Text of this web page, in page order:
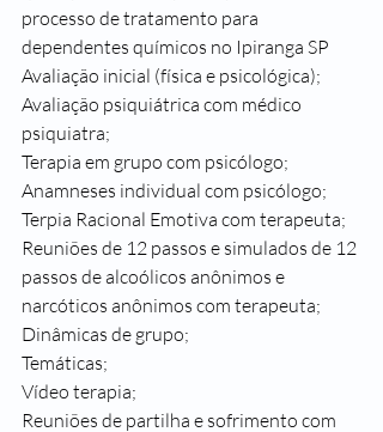
processo de tratamento para
dependentes químicos no Ipiranga SP
Avaliação inicial (física e psicológica);
Avaliação psiquiátrica com médico
psiquiatra;
Terapia em grupo com psicólogo;
Anamneses individual com psicólogo;
Terpia Racional Emotiva com terapeuta;
Reuniões de 12 passos e simulados de 12
passos de alcoólicos anônimos e
narcóticos anônimos com terapeuta;
Dinâmicas de grupo;
Temáticas;
Vídeo terapia;
Reuniões de partilha e sofrimento com